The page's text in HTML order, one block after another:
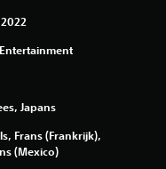
t
Japans
Frans (Frankrijk),
(Mexico)